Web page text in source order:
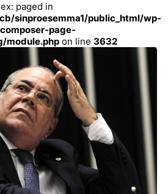
paged in
sinproesemma1/public_html/wp-
page-
module.phpon line 3632